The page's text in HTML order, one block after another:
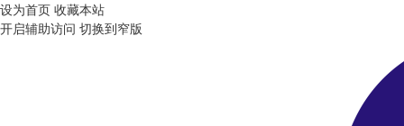
设为首页 收藏本站
开启辅助访问 切换到窄版